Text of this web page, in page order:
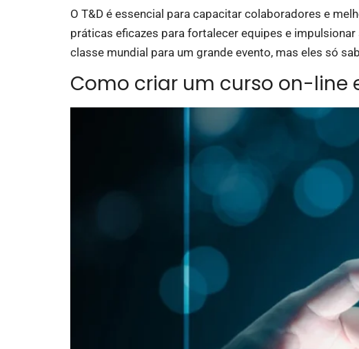
O T&D é essencial para capacitar colaboradores e
práticas eficazes para fortalecer equipes e
classe mundial para um grande evento, mas eles só
Como criar um curso on-line